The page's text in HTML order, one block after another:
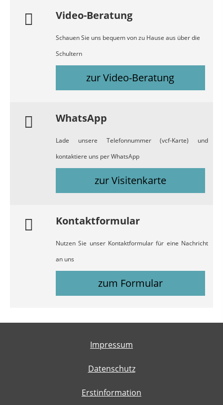
Video-Beratung
Schauen Sie uns bequem von zu Hause aus über die
Schultern
zur Video-Beratung
WhatsApp
Lade unsere Telefonnummer (vcf-Karte) und
kontaktiere uns per WhatsApp
zur Visitenkarte
Kontaktformular
Nutzen Sie unser Kontaktformular für eine Nachricht
an uns
zum Formular
Impressum
Datenschutz
Erstinformation